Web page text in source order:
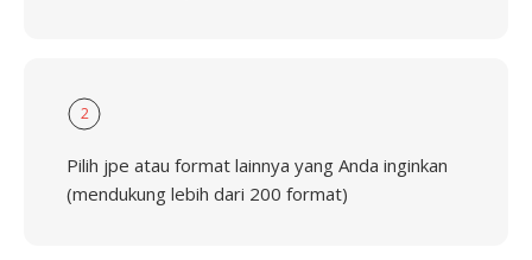
2
Pilih jpe atau format lainnya yang Anda inginkan
(mendukung lebih dari 200 format)